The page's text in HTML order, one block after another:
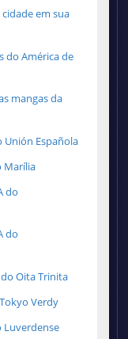
em sua
do América de
mangas da
Unión Española
Marília
do
do
Oita Trinita
Verdy
Luverdense